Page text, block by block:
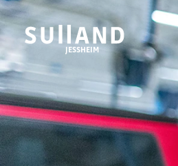
JESSHEIM